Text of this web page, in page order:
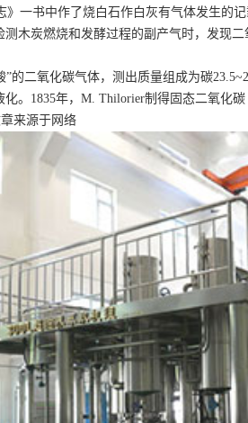
一书中作了烧白石作白灰有气体发生的记
木炭燃烧和发酵过程的副产气时，发现二
二氧化碳气体，测出质量组成为碳
。1835年，M. Thilorier制得固态二氧化碳
来源于网络